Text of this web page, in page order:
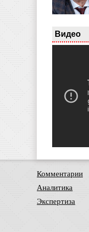
Видео
Комментарии
Аналитика
Экспертиза